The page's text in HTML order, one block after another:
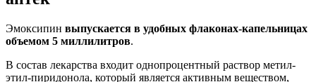
Эмоксипин выпускается в удобных флаконах-капельницах
объемом 5 миллилитров.
В состав лекарства входит однопроцентный раствор метил-
этил-пиридонола, который является активным веществом,